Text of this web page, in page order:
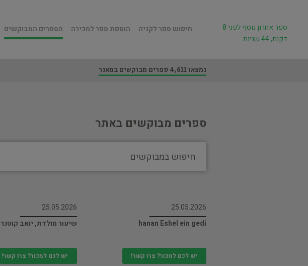
חיפוש ספר לקניה הוספת ספר למכירה הספרים המבוקשים
ספר אחרון נוסף לפני 8
דקות, 44 שניות
נמצאו 4,611 ספרים מבוקשים במאגר
ספרים מבוקשים באתר
25.05.2026
hanan Eshel ein gedi
יש לכם למכור? צרו קשר!
25.05.2026
שיעור מולדת, יואב קוטנר
יש לכם למכור? צרו קשר!